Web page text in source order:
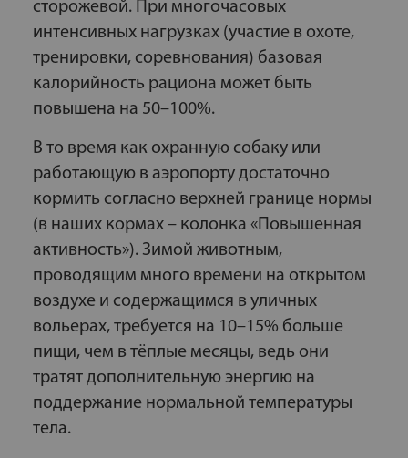
сторожевой. При многочасовых
интенсивных нагрузках (участие в охоте,
тренировки, соревнования) базовая
калорийность рациона может быть
повышена на 50–100%.
В то время как охранную собаку или
работающую в аэропорту достаточно
кормить согласно верхней границе нормы
(в наших кормах – колонка «Повышенная
активность»). Зимой животным,
проводящим много времени на открытом
воздухе и содержащимся в уличных
вольерах, требуется на 10–15% больше
пищи, чем в тёплые месяцы, ведь они
тратят дополнительную энергию на
поддержание нормальной температуры
тела.